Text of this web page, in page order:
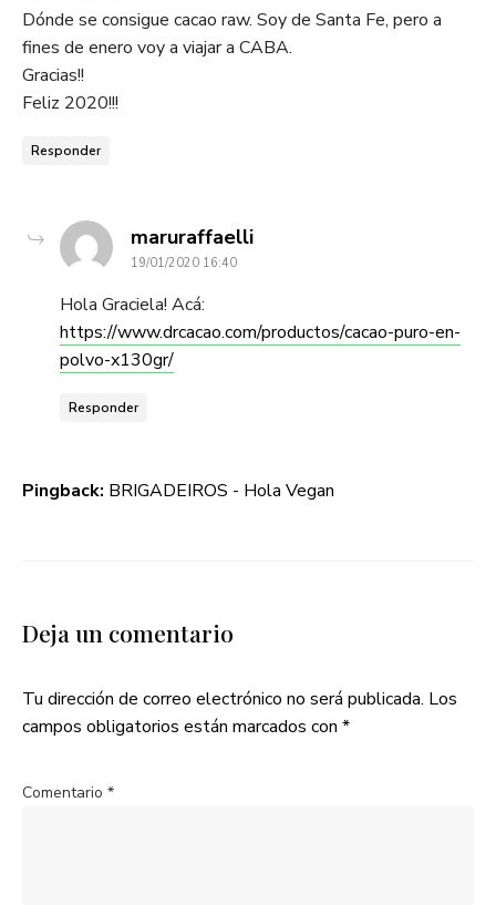
Dónde se consigue cacao raw. Soy de Santa Fe, pero a
fines de enero voy a viajar a CABA.
Gracias!!
Feliz 2020!!!
Responder
maruraffaellidice:
19/01/2020 16:40
Hola Graciela! Acá:
https://www.drcacao.com/productos/cacao-puro-en-
polvo-x130gr/
Responder
Pingback: BRIGADEIROS - Hola Vegan
Deja un comentario
Tu dirección de correo electrónico no será publicada. Los
campos obligatorios están marcados con *
Comentario *